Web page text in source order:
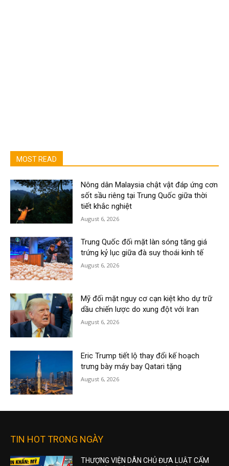
MOST READ
Nông dân Malaysia chật vật đáp ứng cơn
sốt sầu riêng tại Trung Quốc giữa thời
tiết khắc nghiệt
August 6, 2026
Trung Quốc đối mặt làn sóng tăng giá
trứng kỷ lục giữa đà suy thoái kinh tế
August 6, 2026
Mỹ đối mặt nguy cơ cạn kiệt kho dự trữ
dầu chiến lược do xung đột với Iran
August 6, 2026
Eric Trump tiết lộ thay đổi kế hoạch
trưng bày máy bay Qatari tặng
August 6, 2026
TIN HOT TRONG NGÀY
THƯỢNG VIỆN DÂN CHỦ ĐƯA LUẬT CẤM